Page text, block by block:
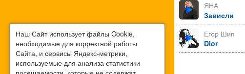
ЯНА
Зависли
Егор Шип
Dior
Наш Сайт использует файлы Cookie,
необходимые для корректной работы
Сайта, и сервисы Яндекс-метрики,
используемые для анализа статистики